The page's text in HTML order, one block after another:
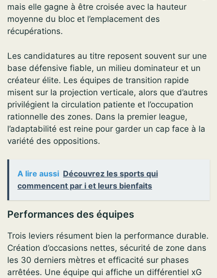
mais elle gagne à être croisée avec la hauteur
moyenne du bloc et l’emplacement des
récupérations.
Les candidatures au titre reposent souvent sur une
base défensive fiable, un milieu dominateur et un
créateur élite. Les équipes de transition rapide
misent sur la projection verticale, alors que d’autres
privilégient la circulation patiente et l’occupation
rationnelle des zones. Dans la premier league,
l’adaptabilité est reine pour garder un cap face à la
variété des oppositions.
A lire aussi Découvrez les sports qui
commencent par i et leurs bienfaits
Performances des équipes
Trois leviers résument bien la performance durable.
Création d’occasions nettes, sécurité de zone dans
les 30 derniers mètres et efficacité sur phases
arrêtées. Une équipe qui affiche un différentiel xG